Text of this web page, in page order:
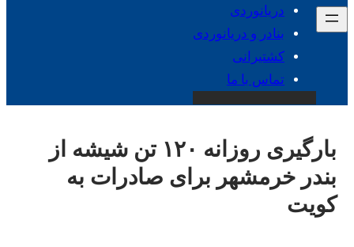
دریانوردی
بنادر و دریانوردی
کشتیرانی
تماس با ما
بارگیری روزانه ۱۲۰ تن شیشه از
بندر خرمشهر برای صادرات به
کویت